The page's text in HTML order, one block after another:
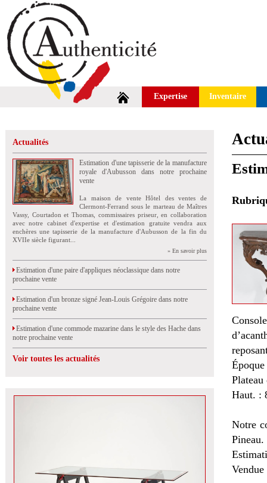
Expertise Inventaire
Actualités
Estimation d'une tapisserie de la manufacture
royale d'Aubusson dans notre prochaine
vente
La maison de vente Hôtel des ventes de
Clermont-Ferrand sous le marteau de Maîtres
Vassy, Courtadon et Thomas, commissaires priseur, en collaboration
avec notre cabinet d'expertise et d'estimation gratuite vendra aux
enchères une tapisserie de la manufacture d'Aubusson de la fin du
XVIIe siècle figurant...
» En savoir plus
Estimation d'une paire d'appliques néoclassique dans notre
prochaine vente
Estimation d'un bronze signé Jean-Louis Grégoire dans notre
prochaine vente
Estimation d'une commode mazarine dans le style des Hache dans
notre prochaine vente
Voir toutes les actualités
Plateau
Haut. :
Notre
Pineau.